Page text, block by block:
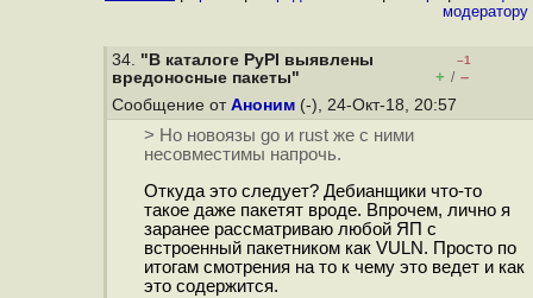
модератору
34. "В каталоге PyPI выявлены
вредоносные пакеты"
–1
+ / –
Сообщение от Аноним (-), 24-Окт-18, 20:57
> Но новоязы go и rust же с ними
несовместимы напрочь.
Откуда это следует? Дебианщики что-то
такое даже пакетят вроде. Впрочем, лично я
заранее рассматриваю любой ЯП с
встроенный пакетником как VULN. Просто по
итогам смотрения на то к чему это ведет и как
это содержится.